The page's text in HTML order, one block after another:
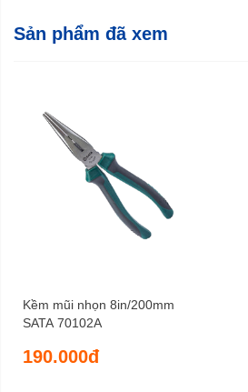
Sản phẩm đã xem
Kềm mũi nhọn 8in/200mm
SATA 70102A
190.000đ